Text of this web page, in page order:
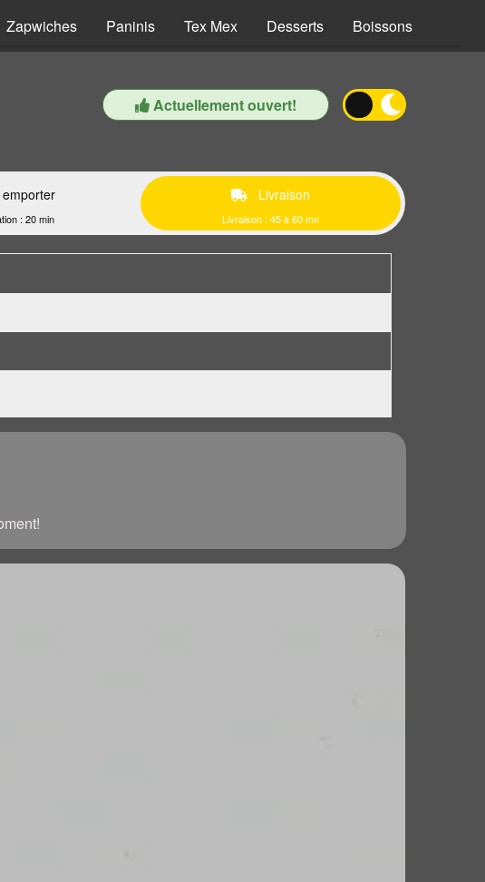
Zapwiches Paninis Tex Mex Desserts Boissons
Actuellement ouvert!
emporter
: 20 min
Livraison
Livraison : 45 à 60 mn